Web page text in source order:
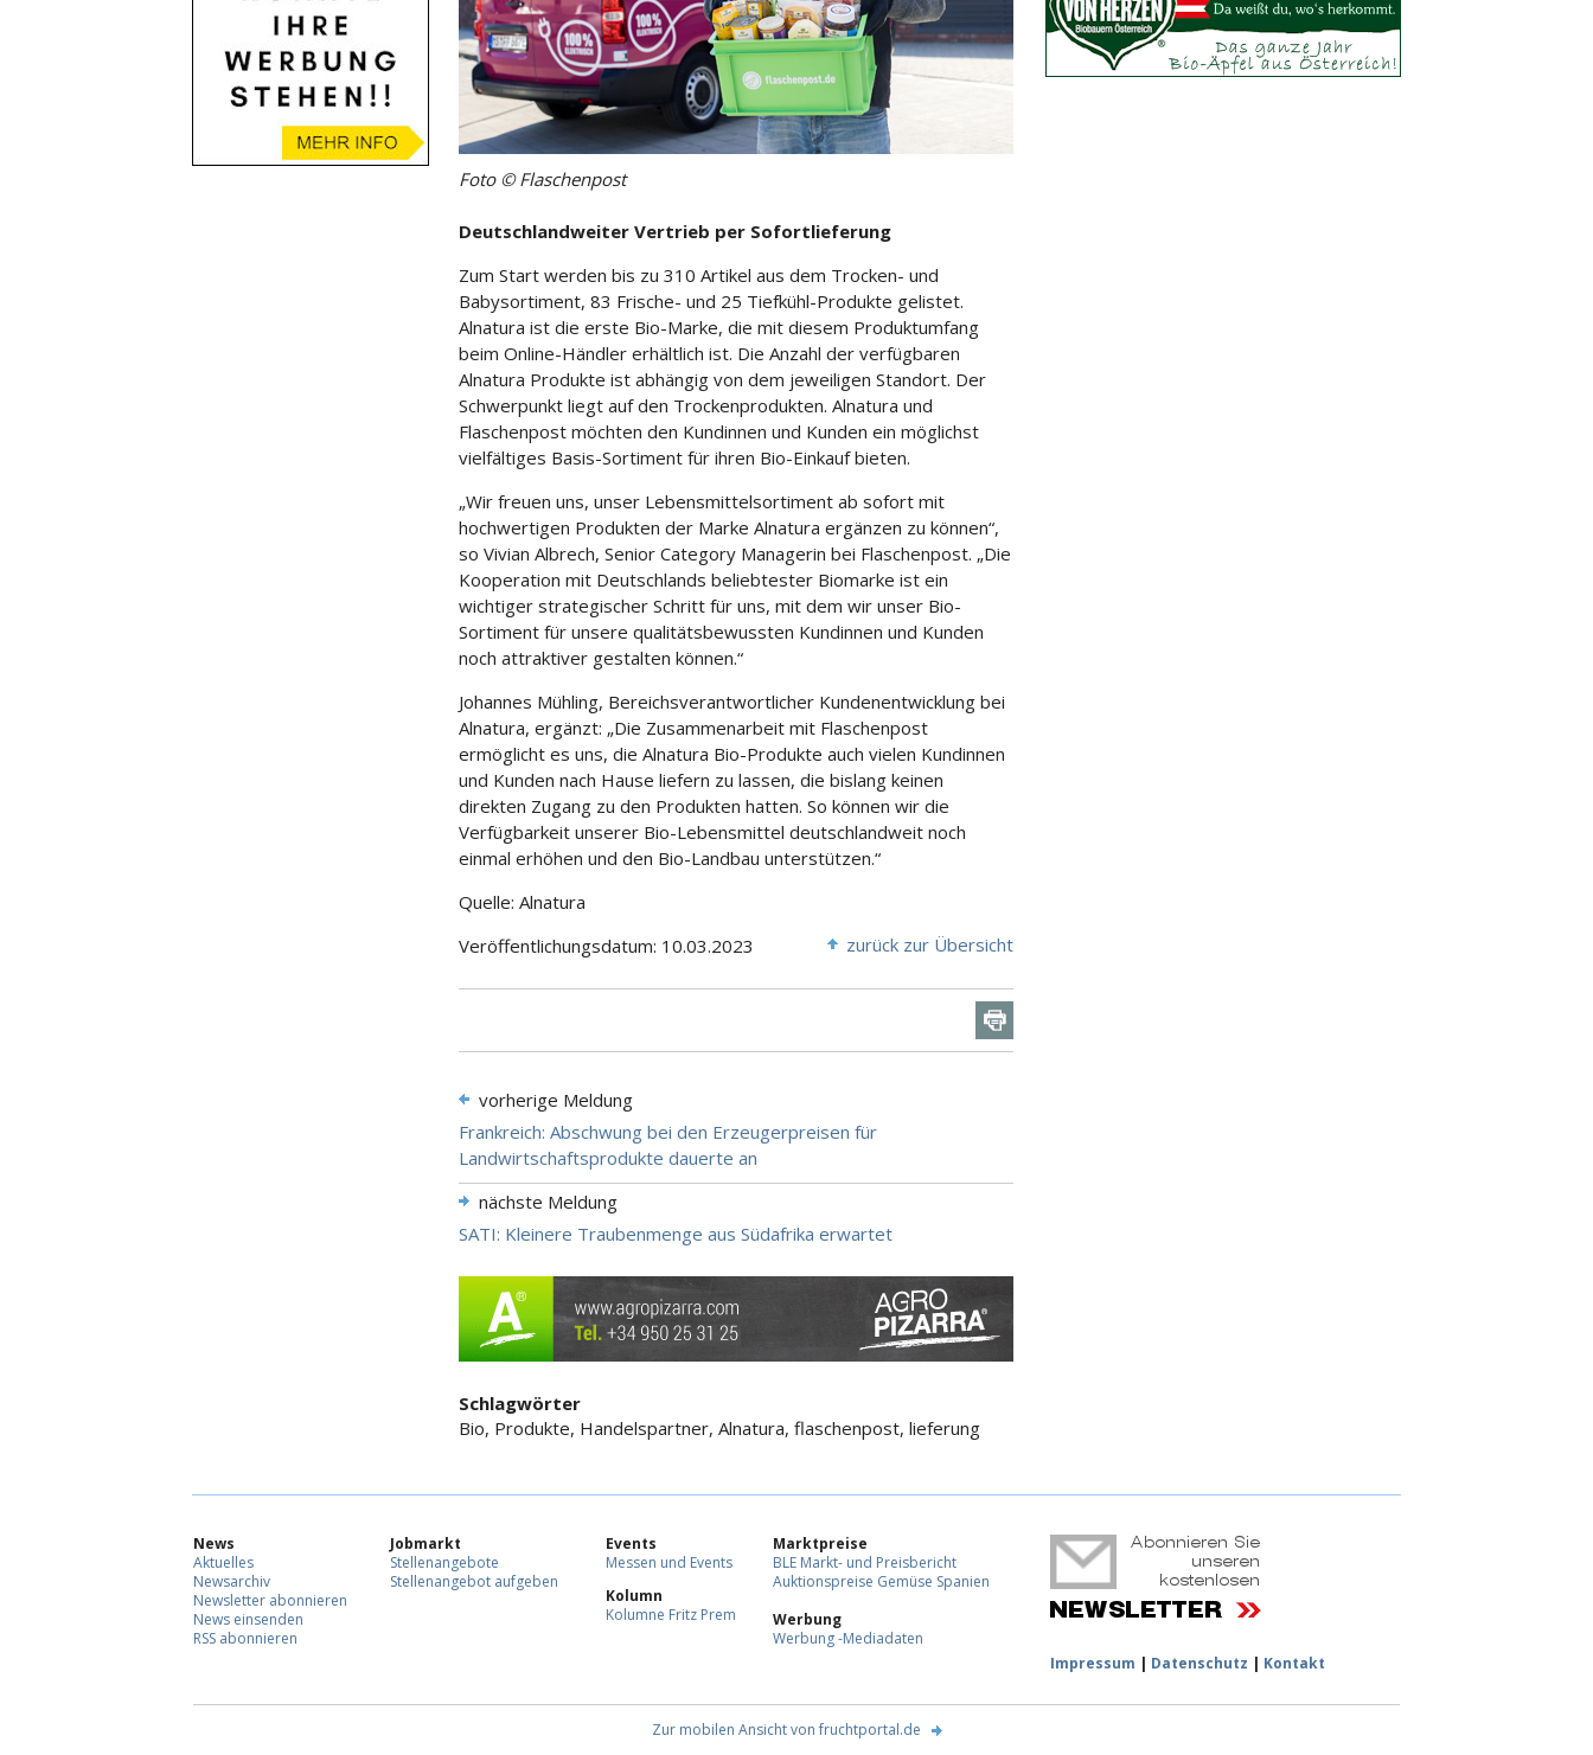
Foto © Flaschenpost
Deutschlandweiter Vertrieb per Sofortlieferung
Zum Start werden bis zu 310 Artikel aus dem Trocken- und
Babysortiment, 83 Frische- und 25 Tiefkühl-Produkte gelistet.
Alnatura ist die erste Bio-Marke, die mit diesem Produktumfang
beim Online-Händler erhältlich ist. Die Anzahl der verfügbaren
Alnatura Produkte ist abhängig von dem jeweiligen Standort. Der
Schwerpunkt liegt auf den Trockenprodukten. Alnatura und
Flaschenpost möchten den Kundinnen und Kunden ein möglichst
vielfältiges Basis-Sortiment für ihren Bio-Einkauf bieten.
„Wir freuen uns, unser Lebensmittelsortiment ab sofort mit
hochwertigen Produkten der Marke Alnatura ergänzen zu können“,
so Vivian Albrech, Senior Category Managerin bei Flaschenpost. „Die
Kooperation mit Deutschlands beliebtester Biomarke ist ein
wichtiger strategischer Schritt für uns, mit dem wir unser Bio-
Sortiment für unsere qualitätsbewussten Kundinnen und Kunden
noch attraktiver gestalten können.“
Johannes Mühling, Bereichsverantwortlicher Kundenentwicklung bei
Alnatura, ergänzt: „Die Zusammenarbeit mit Flaschenpost
ermöglicht es uns, die Alnatura Bio-Produkte auch vielen Kundinnen
und Kunden nach Hause liefern zu lassen, die bislang keinen
direkten Zugang zu den Produkten hatten. So können wir die
Verfügbarkeit unserer Bio-Lebensmittel deutschlandweit noch
einmal erhöhen und den Bio-Landbau unterstützen.“
Quelle: Alnatura
Veröffentlichungsdatum: 10.03.2023
zurück zur Übersicht
vorherige Meldung
Frankreich: Abschwung bei den Erzeugerpreisen für
Landwirtschaftsprodukte dauerte an
nächste Meldung
SATI: Kleinere Traubenmenge aus Südafrika erwartet
Schlagwörter
Bio, Produkte, Handelspartner, Alnatura, flaschenpost, lieferung
News
Aktuelles
Newsarchiv
Newsletter abonnieren
News einsenden
RSS abonnieren
Jobmarkt
Stellenangebote
Stellenangebot aufgeben
Events
Messen und Events
Kolumn
Kolumne Fritz Prem
Marktpreise
BLE Markt- und Preisbericht
Auktionspreise Gemüse Spanien
Werbung
Werbung -Mediadaten
Impressum | Datenschutz | Kontakt
Zur mobilen Ansicht von fruchtportal.de